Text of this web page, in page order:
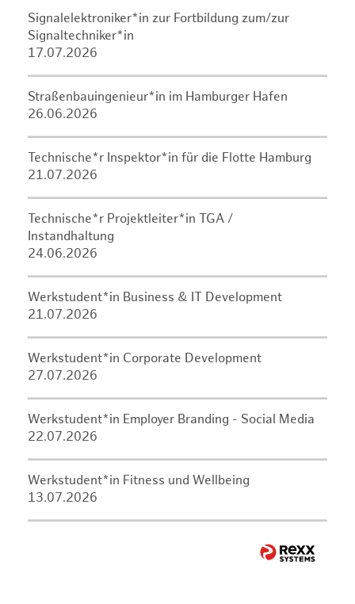
Signalelektroniker*in zur Fortbildung zum/zur
Signaltechniker*in
17.07.2026
Straßenbauingenieur*in im Hamburger Hafen
26.06.2026
Technische*r Inspektor*in für die Flotte Hamburg
21.07.2026
Technische*r Projektleiter*in TGA /
Instandhaltung
24.06.2026
Werkstudent*in Business & IT Development
21.07.2026
Werkstudent*in Corporate Development
27.07.2026
Werkstudent*in Employer Branding - Social Media
22.07.2026
Werkstudent*in Fitness und Wellbeing
13.07.2026